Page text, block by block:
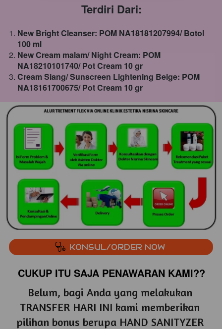
Terdiri Dari:
New Bright Cleanser: POM NA18181207994/ Botol
100 ml
New Cream malam/ Night Cream: POM
NA18210101740/ Pot Cream 10 gr
Cream Siang/ Sunscreen Lightening Beige: POM
NA18161700675/ Pot Cream 10 gr
` KONSUL/ORDER NOW
CUKUP ITU SAJA PENAWARAN KAMI??
Belum, bagi Anda yang melakukan
TRANSFER HARI INI kami memberikan
pilihan bonus berupa HAND SANITYZER